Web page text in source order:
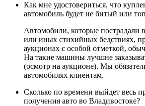
Как мне удостовериться, что
автомобиль будет не битый или
Автомобили, которые пострадали
или иных стихийных бедствиях,
аукционах с особой отметкой,
На такие машины лучшне
(осмотр на аукционе). Мы
автомобилях клиентам.
Сколько по времени выйдет весь
получения авто во Владивостоке?